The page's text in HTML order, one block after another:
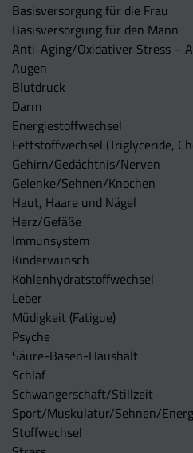
Basisversorgung für die Frau
Basisversorgung für den Mann
Anti-Aging/Oxidativer Stress –
Augen
Blutdruck
Darm
Energiestoffwechsel
Fettstoffwechsel (Triglyceride,
Gehirn/Gedächtnis/Nerven
Gelenke/Sehnen/Knochen
Haut, Haare und Nägel
Herz/Gefäße
Immunsystem
Kinderwunsch
Kohlenhydratstoffwechsel
Leber
Müdigkeit (Fatigue)
Psyche
Säure-Basen-Haushalt
Schlaf
Schwangerschaft/Stillzeit
Sport/Muskulatur/Sehnen/
Stoffwechsel